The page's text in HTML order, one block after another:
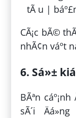
CÃ¡c bÃ©
nhÃ¢n váº­t
6. Sá»±
BÃªn cáº¡nh
sÃ´i